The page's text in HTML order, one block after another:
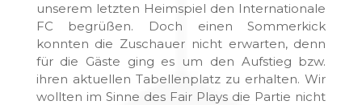
unserem letzten Heimspiel den Internationale
FC begrüßen. Doch einen Sommerkick
konnten die Zuschauer nicht erwarten, denn
für die Gäste ging es um den Aufstieg bzw.
ihren aktuellen Tabellenplatz zu erhalten. Wir
wollten im Sinne des Fair Plays die Partie nicht